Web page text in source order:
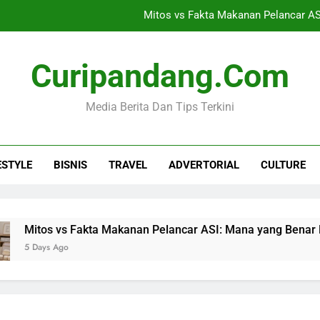
Mitos vs Fakta Makanan Pelancar
Tips Memilih Layanan Nomor Virtual
Ceria Multimedia, Vendor Sewa
Omah Taman Jogja, Jasa Landscape dan
Curipandang.com
Media Berita Dan Tips Terkini
BISNIS TRAVEL ADVERTORIAL CULTURE
vs Fakta Makanan Pelancar ASI: Mana yang Benar Menurut
Ago